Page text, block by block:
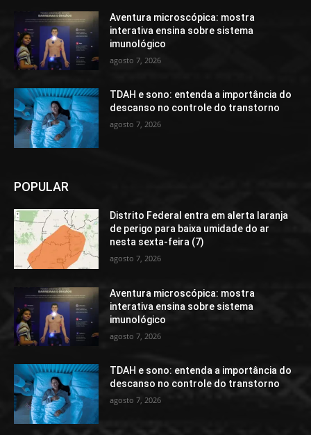
Aventura microscópica: mostra
interativa ensina sobre sistema
imunológico
agosto 7, 2026
TDAH e sono: entenda a importância do
descanso no controle do transtorno
agosto 7, 2026
POPULAR
Distrito Federal entra em alerta laranja
de perigo para baixa umidade do ar
nesta sexta-feira (7)
agosto 7, 2026
Aventura microscópica: mostra
interativa ensina sobre sistema
imunológico
agosto 7, 2026
TDAH e sono: entenda a importância do
descanso no controle do transtorno
agosto 7, 2026